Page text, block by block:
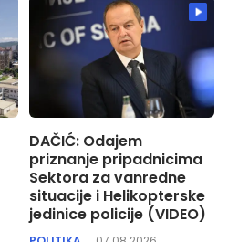
DAČIĆ: Odajem
priznanje pripadnicima
Sektora za vanredne
situacije i Helikopterske
jedinice policije (VIDEO)